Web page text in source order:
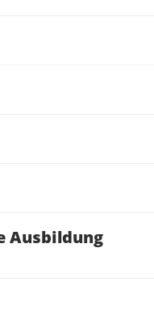
Ausbildung